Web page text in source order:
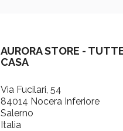
AURORA STORE -
CASA
Via Fucilari, 54
84014 Nocera Inferiore
Salerno
Italia